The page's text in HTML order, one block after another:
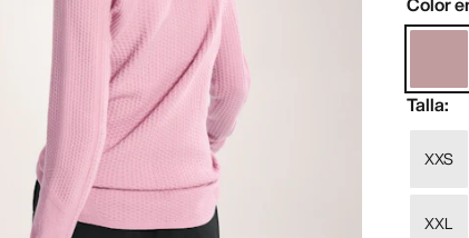
Talla:
XXS
XXL